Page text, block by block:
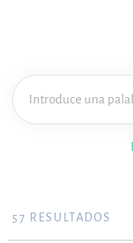
57 RESULTADOS